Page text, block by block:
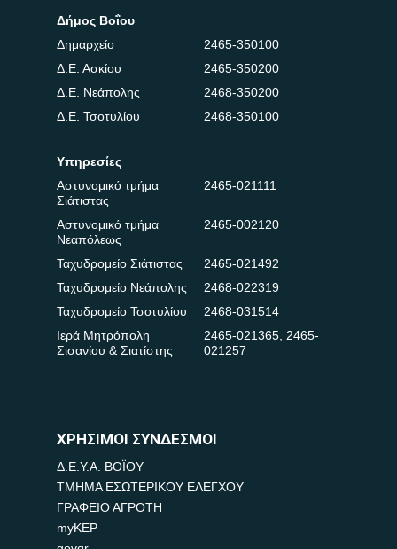
Δήμος Βοΐου
Δημαρχείο
2465-350100
Δ.Ε. Ασκίου
2465-350200
Δ.Ε. Νεάπολης
2468-350200
Δ.Ε. Τσοτυλίου
2468-350100
Υπηρεσίες
Αστυνομικό τμήμα
Σιάτιστας
2465-021111
Αστυνομικό τμήμα
Νεαπόλεως
2465-002120
Ταχυδρομείο Σιάτιστας
2465-021492
Ταχυδρομείο Νεάπολης
2468-022319
Ταχυδρομείο Τσοτυλίου
2468-031514
Ιερά Μητρόπολη
Σισανίου & Σιατίστης
2465-021365, 2465-
021257
ΧΡΗΣΙΜΟΙ ΣΥΝΔΕΣΜΟΙ
Δ.Ε.Υ.Α. ΒΟΪΟΥ
ΤΜΗΜΑ ΕΣΩΤΕΡΙΚΟΥ ΕΛΕΓΧΟΥ
ΓΡΑΦΕΙΟ ΑΓΡΟΤΗ
myKEP